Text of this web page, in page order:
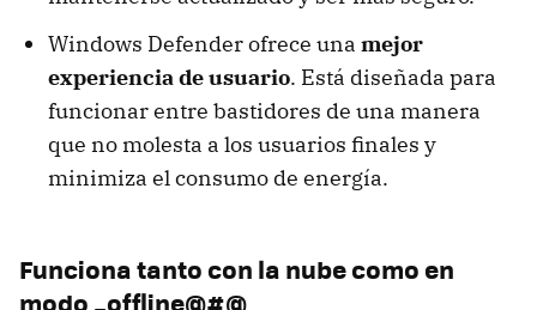
Windows Defender ofrece una mejor
experiencia de usuario. Está diseñada para
funcionar entre bastidores de una manera
que no molesta a los usuarios finales y
minimiza el consumo de energía.
Funciona tanto con la nube como en
modo _offline@#@